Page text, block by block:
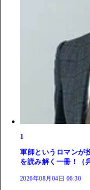
1
軍師というロマンが
を読み解く一冊！（
2026年08月04日 06:30